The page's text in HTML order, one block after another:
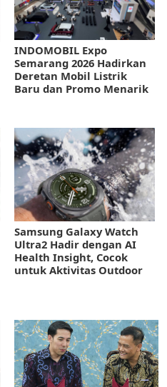
INDOMOBIL Expo
Semarang 2026 Hadirkan
Deretan Mobil Listrik
Baru dan Promo Menarik
Samsung Galaxy Watch
Ultra2 Hadir dengan AI
Health Insight, Cocok
untuk Aktivitas Outdoor